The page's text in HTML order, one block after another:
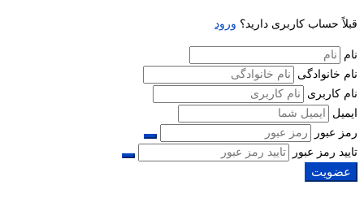
نام
دانشجو
قبلاً حساب کاربری دارید؟ ورود
نام
نام خانوادگی
نام کاربری
ایمیل
رمز عبور
تایید رمز عبور
عضویت